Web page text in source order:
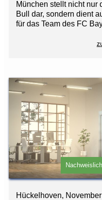
München stellt nicht nur
Bull dar, sondern dient
für das Team des FC
Hückelhoven,